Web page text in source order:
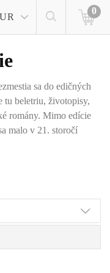
0
sa do edičných
tu beletriu, životopisy,
romány. Mimo edície
malo v 21. storočí